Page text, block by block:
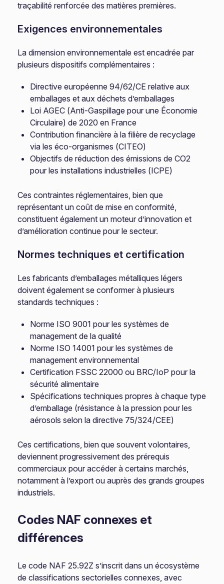
traçabilité renforcée des matières premières.
Exigences environnementales
La dimension environnementale est encadrée par
plusieurs dispositifs complémentaires :
Directive européenne 94/62/CE relative aux
emballages et aux déchets d’emballages
Loi AGEC (Anti-Gaspillage pour une Économie
Circulaire) de 2020 en France
Contribution financière à la filière de recyclage
via les éco-organismes (CITEO)
Objectifs de réduction des émissions de CO2
pour les installations industrielles (ICPE)
Ces contraintes réglementaires, bien que
représentant un coût de mise en conformité,
constituent également un moteur d’innovation et
d’amélioration continue pour le secteur.
Normes techniques et certification
Les fabricants d’emballages métalliques légers
doivent également se conformer à plusieurs
standards techniques :
Norme ISO 9001 pour les systèmes de
management de la qualité
Norme ISO 14001 pour les systèmes de
management environnemental
Certification FSSC 22000 ou BRC/IoP pour la
sécurité alimentaire
Spécifications techniques propres à chaque type
d’emballage (résistance à la pression pour les
aérosols selon la directive 75/324/CEE)
Ces certifications, bien que souvent volontaires,
deviennent progressivement des prérequis
commerciaux pour accéder à certains marchés,
notamment à l’export ou auprès des grands groupes
industriels.
Codes NAF connexes et
différences
Le code NAF 25.92Z s’inscrit dans un écosystème
de classifications sectorielles connexes, avec